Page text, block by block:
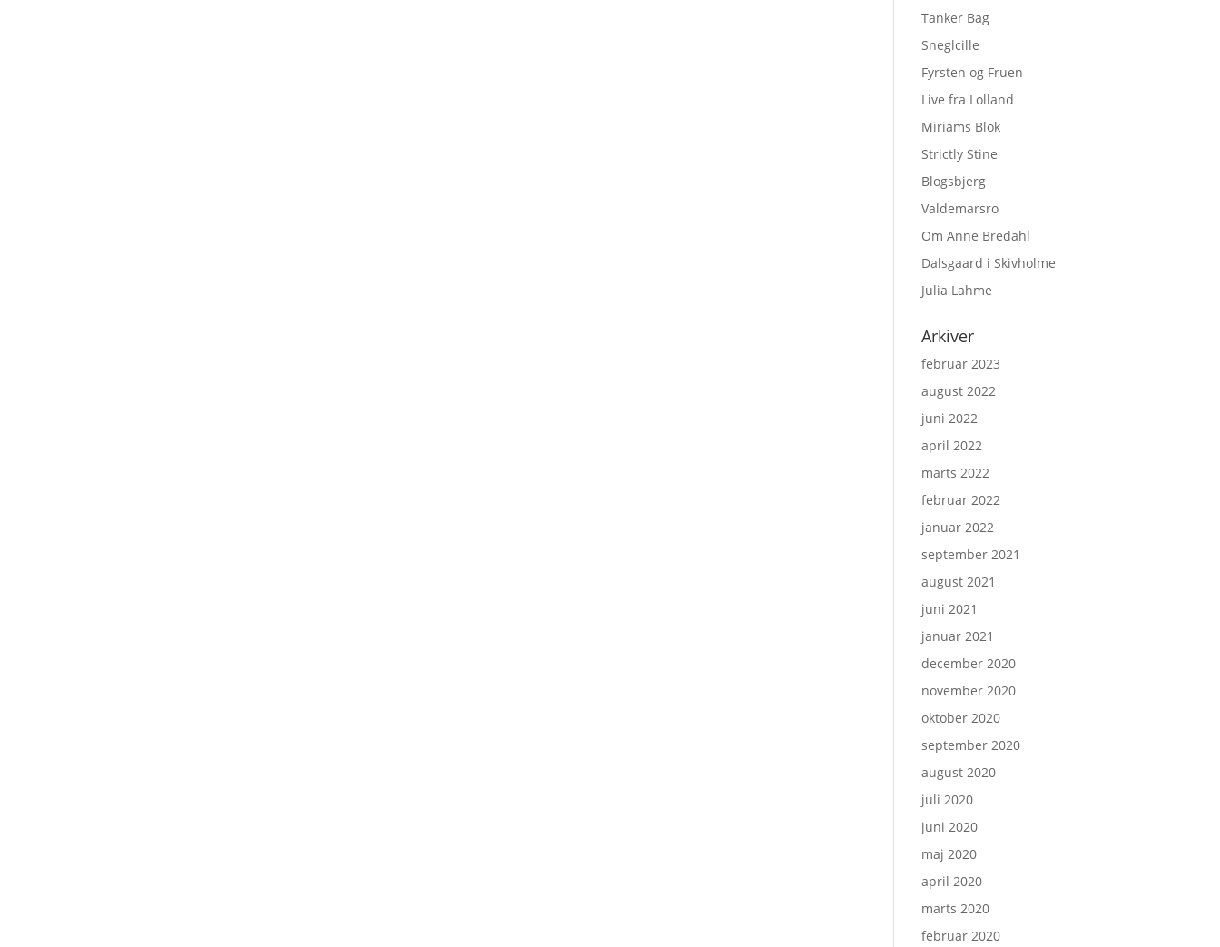
Tanker Bag
Sneglcille
Fyrsten og Fruen
Live fra Lolland
Miriams Blok
Strictly Stine
Blogsbjerg
Valdemarsro
Om Anne Bredahl
Dalsgaard i Skivholme
Julia Lahme
Arkiver
februar 2023
august 2022
juni 2022
april 2022
marts 2022
februar 2022
januar 2022
september 2021
august 2021
juni 2021
januar 2021
december 2020
november 2020
oktober 2020
september 2020
august 2020
juli 2020
juni 2020
maj 2020
april 2020
marts 2020
februar 2020